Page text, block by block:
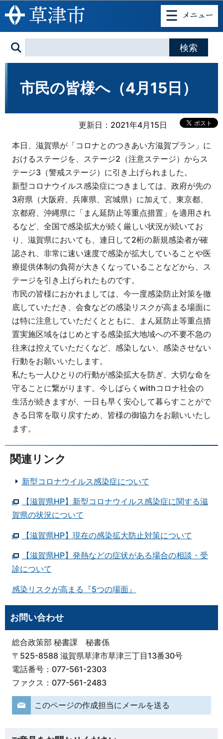
このページの本文へ移動
市民の皆様へ（4月15日）
更新日：2021年4月15日
本日、滋賀県が「コロナとのつきあい方滋賀プラン」に
おけるステージを、ステージ2（注意ステージ）からス
テージ3（警戒ステージ）に引き上げられました。
新型コロナウイルス感染症につきましては、政府が先の
3府県（大阪府、兵庫県、宮城県）に加えて、東京都、
京都府、沖縄県に「まん延防止等重点措置」を適用され
るなど、全国で感染拡大が続く厳しい状況が続いてお
り、滋賀県においても、連日して2桁の新規感染者が確
認され、非常に速い速度で感染が拡大していることや医
療提供体制の負荷が大きくなっていることなどから、ス
テージを引き上げられたものです。
市民の皆様におかれましては、今一度感染防止対策を徹
底していただき、会食などの感染リスクが高まる場面に
は特に注意していただくとともに、まん延防止等重点措
置実施区域をはじめとする感染拡大地域への不要不急の
往来は控えていただくなど、感染しない、感染させない
行動をお願いいたします。
私たち一人ひとりの行動が感染拡大を防ぎ、大切な命を
守ることに繋がります。今しばらくwithコロナ社会の
生活が続きますが、一日も早く安心して暮らすことがで
きる日常を取り戻すため、皆様の御協力をお願いいたし
ます。
関連リンク
新型コロナウイルス感染症について
【滋賀県HP】新型コロナウイルス感染症に関する滋
賀県の状況について
【滋賀県HP】現在の感染拡大防止対策について
【滋賀県HP】発熱などの症状がある場合の相談・受
診について
感染リスクが高まる『5つの場面』
お問い合わせ
総合政策部 秘書課 秘書係
〒525-8588 滋賀県草津市草津三丁目13番30号
電話番号：077-561-2303
ファクス：077-561-2483
このページの作成担当にメールを送る